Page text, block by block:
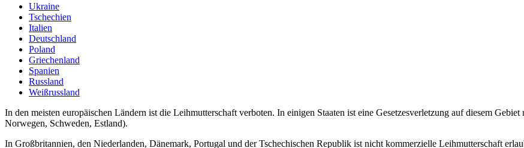
Ukraine
Tschechien
Italien
Deutschland
Poland
Griechenland
Spanien
Russland
Weißrussland
In den meisten europäischen Ländern ist die Leihmutterschaft verboten. In einigen Staaten ist eine Gesetzesverletzung auf diesem
Norwegen, Schweden, Estland).
In Großbritannien, den Niederlanden, Dänemark, Portugal und der Tschechischen Republik ist nicht kommerzielle Leihmutterschaft